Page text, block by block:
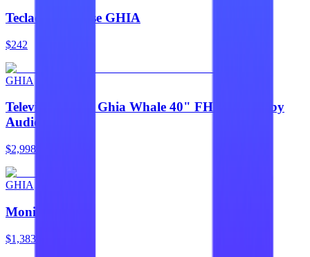
Teclado Y Mouse GHIA
$242
GHIA
Televisor Smart Ghia Whale 40" FHD con Dolby
Audio
$2,998
GHIA
Monitor Ghia
$1,383